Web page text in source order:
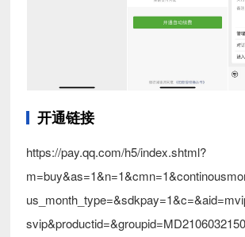
开通链接
https://pay.qq.com/h5/index.shtml?